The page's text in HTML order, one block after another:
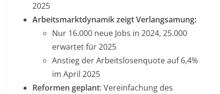
2025
Arbeitsmarktdynamik zeigt Verlangsamung:
Nur 16.000 neue Jobs in 2024, 25.000
erwartet für 2025
Anstieg der Arbeitslosenquote auf 6,4%
im April 2025
Reformen geplant: Vereinfachung des